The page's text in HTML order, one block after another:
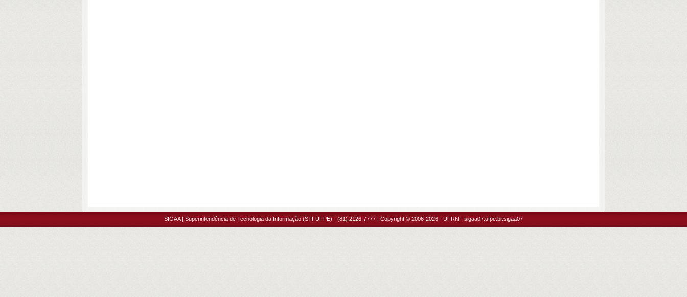
SIGAA | Superintendência de Tecnologia da Informação (STI-UFPE) - (81) 2126-7777 | Copyright © 2006-2026 - UFRN - sigaa07.ufpe.br.sigaa07